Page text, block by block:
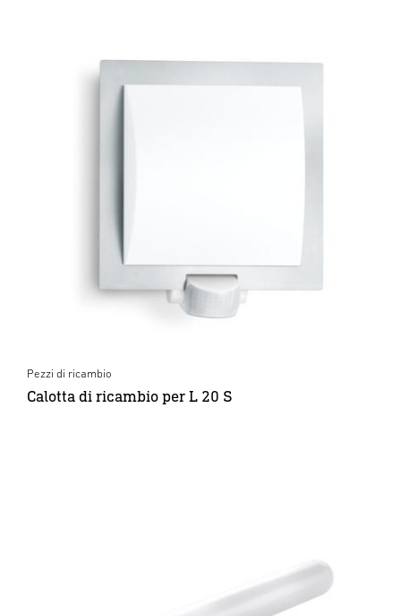
Pezzi di ricambio
Calotta di ricambio per L 20 S